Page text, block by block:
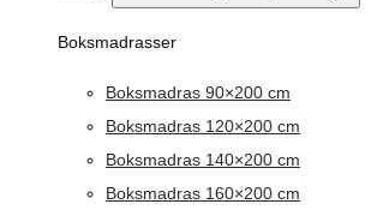
Boksmadrasser
Boksmadras 90×200 cm
Boksmadras 120×200 cm
Boksmadras 140×200 cm
Boksmadras 160×200 cm